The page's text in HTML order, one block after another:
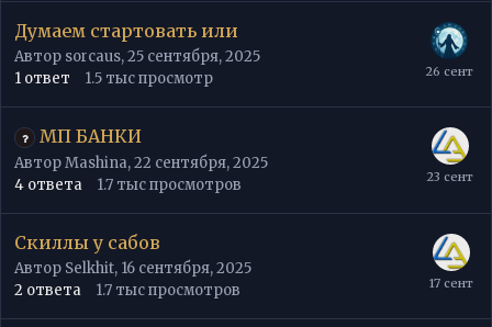
Думаем стартовать или
Автор sorcaus,25 сентября, 2025
1 ответ 1.5 тыспросмотр
МП БАНКИ
АвторMashina,22 сентября, 2025
4 ответа 1.7 тыспросмотров
Скиллы у сабов
Автор Selkhit, 16 сентября, 2025
2 ответа 1.7 тыспросмотров